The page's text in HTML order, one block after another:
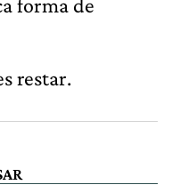
forma de
restar.